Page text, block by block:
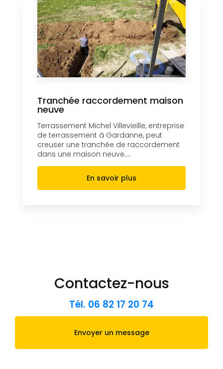
Tranchée raccordement maison
neuve
Terrassement Michel Villevieille, entreprise
de terrassement à Gardanne, peut
creuser une tranchée de raccordement
dans une maison neuve....
En savoir plus
Contactez-nous
Tél. 06 82 17 20 74
Envoyer un message